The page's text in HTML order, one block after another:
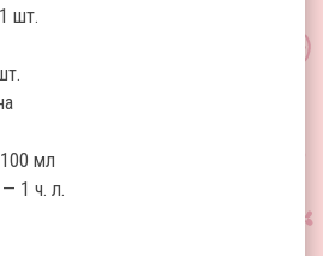
шт.
мл
1 ч. л.